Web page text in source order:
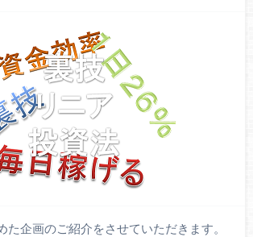
た企画のご紹介をさせていただきます。